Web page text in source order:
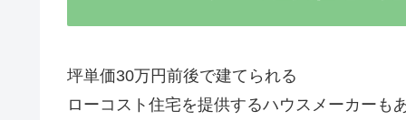
坪単価30万円前後で建てられる
ローコスト住宅を提供するハウスメーカーも